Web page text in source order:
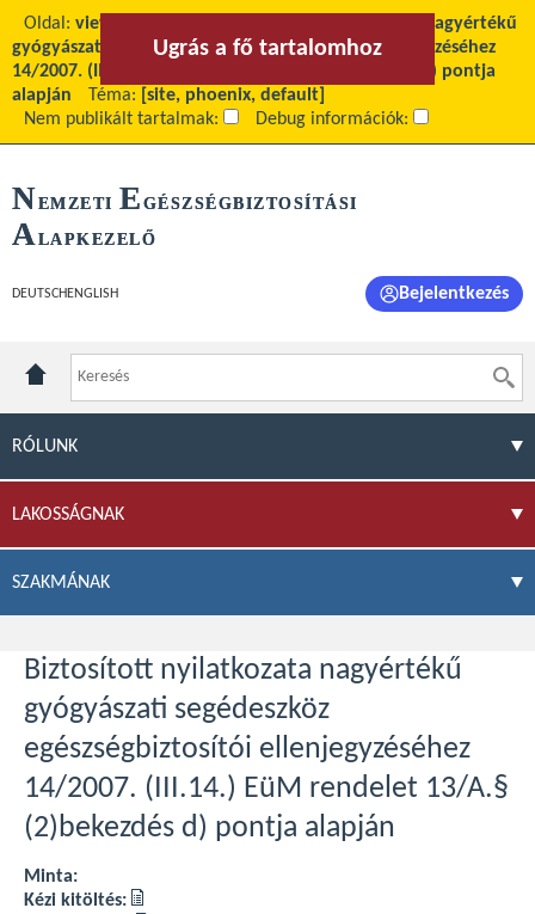
Oldal: view
Biztosított nyilatkozata nagyértékű
gyógyászati segédeszköz egészségbiztosítói ellenjegyzéséhez
14/2007. (III.14.) EüM rendelet 13/A.§ (2)bekezdés d) pontja
alapján
Téma:
[site, phoenix, default]
Nem publikált tartalmak:
Debug információk:
Ugrás a menühöz
Ugrás a fő tartalomhoz
NEMZETI E GÉSZSÉGBIZTOSÍTÁSI
ALAPKEZELŐ
DEUTSCH ENGLISH Bejelentkezés
RÓLUNK
LAKOSSÁGNAK
SZAKMÁNAK
Biztosított nyilatkozata nagyértékű
gyógyászati segédeszköz
egészségbiztosítói ellenjegyzéséhez
14/2007. (III.14.) EüM rendelet 13/A.§
(2)bekezdés d) pontja alapján
Minta:
Kézi kitöltés: